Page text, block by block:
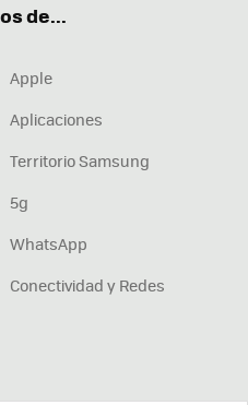
de...
Apple
Aplicaciones
Territorio Samsung
5g
WhatsApp
Conectividad y Redes